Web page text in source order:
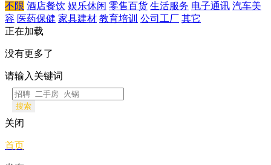
不限 酒店餐饮 娱乐休闲 零售百货 生活服务 电子通讯 汽车美
容 医药保健 家具建材 教育培训 公司工厂 其它
正在加载
没有更多了
请输入关键词
搜索
关闭
首页